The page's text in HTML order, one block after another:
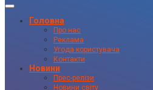
Головна
Про нас
Реклама
Угода користувача
Контакти
Новини
Прес-релізи
Новини світу